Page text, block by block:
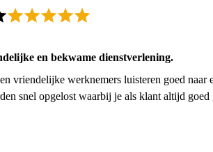
en bekwame dienstverlening.
vriendelijke werknemers luisteren goed naar
snel opgelost waarbij je als klant altijd